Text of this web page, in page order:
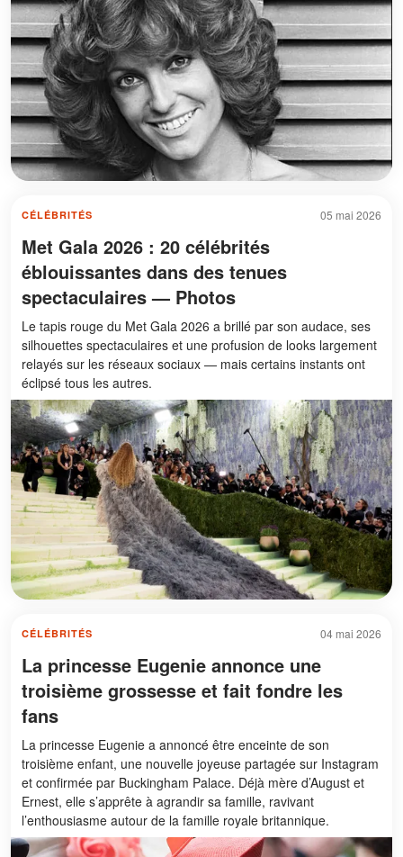
05 mai 2026
CÉLÉBRITÉS
Met Gala 2026 : 20 célébrités
éblouissantes dans des tenues
spectaculaires — Photos
Le tapis rouge du Met Gala 2026 a brillé par son audace, ses
silhouettes spectaculaires et une profusion de looks largement
relayés sur les réseaux sociaux — mais certains instants ont
éclipsé tous les autres.
04 mai 2026
CÉLÉBRITÉS
La princesse Eugenie annonce une
troisième grossesse et fait fondre les
fans
La princesse Eugenie a annoncé être enceinte de son
troisième enfant, une nouvelle joyeuse partagée sur Instagram
et confirmée par Buckingham Palace. Déjà mère d’August et
Ernest, elle s’apprête à agrandir sa famille, ravivant
l’enthousiasme autour de la famille royale britannique.